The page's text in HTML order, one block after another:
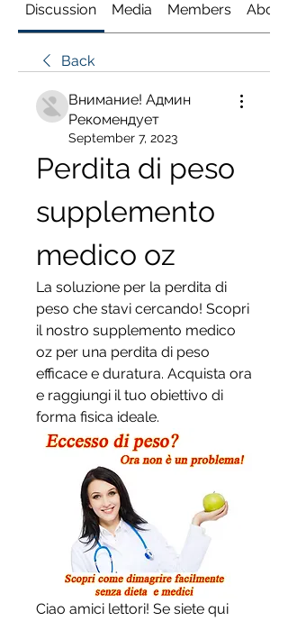
Discussion Media Members About
Back
Внимание! Админ
Рекомендует
September 7, 2023
Perdita di peso
supplemento
medico oz
La soluzione per la perdita di
peso che stavi cercando! Scopri
il nostro supplemento medico
oz per una perdita di peso
efficace e duratura. Acquista ora
e raggiungi il tuo obiettivo di
forma fisica ideale.
Ciao amici lettori! Se siete qui